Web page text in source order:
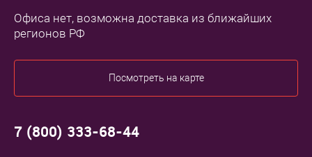
Офиса нет, возможна доставка из ближайших
регионов РФ
Посмотреть на карте
7 (800) 333-68-44